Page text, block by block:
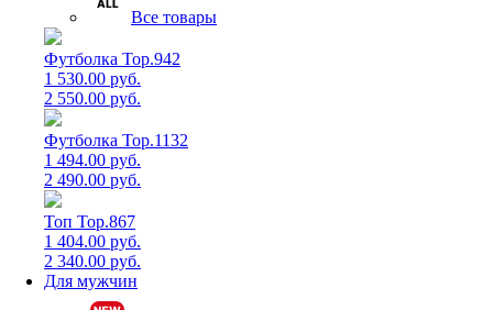
Все товары
Футболка Top.942
1 530.00 руб.
2 550.00 руб.
Футболка Top.1132
1 494.00 руб.
2 490.00 руб.
Топ Top.867
1 404.00 руб.
2 340.00 руб.
Для мужчин